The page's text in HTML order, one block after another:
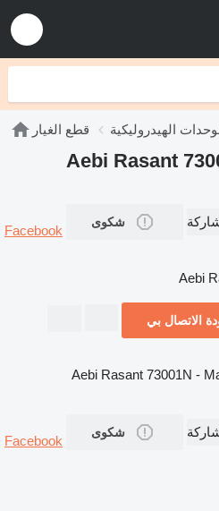
قطع الغيار الهيدروليكية
شكوى
Facebook
الاتصال بي
شكوى
Facebook